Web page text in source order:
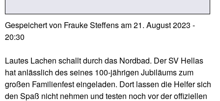
Gespeichert von Frauke Steffensam21. August 2023 -
20:30
Lautes Lachen schallt durch das Nordbad. Der SV Hellas
hat anlässlich des seines 100-jährigen Jubiläums zum
großen Familienfest eingeladen. Dort lassen die Helfer sich
den Spaß nicht nehmen und testen noch vor der offiziellen